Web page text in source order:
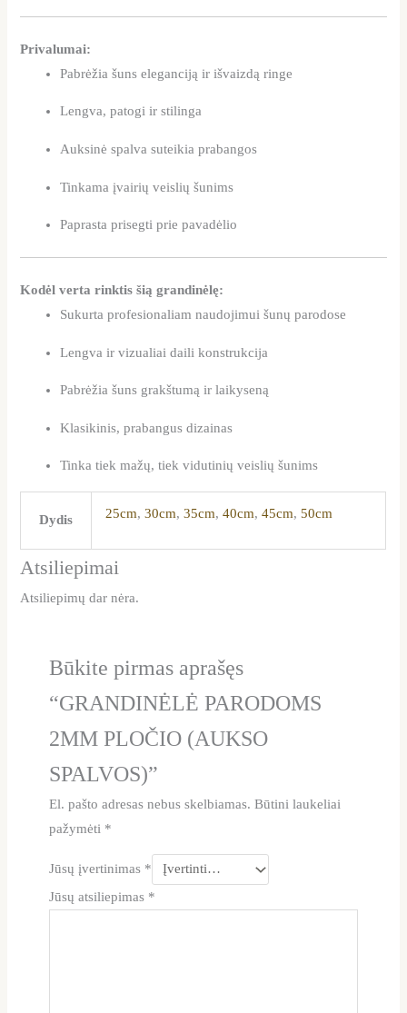
Privalumai:
Pabrėžia šuns eleganciją ir išvaizdą ringe
Lengva, patogi ir stilinga
Auksinė spalva suteikia prabangos
Tinkama įvairių veislių šunims
Paprasta prisegti prie pavadėlio
Kodėl verta rinktis šią grandinėlę:
Sukurta profesionaliam naudojimui šunų parodose
Lengva ir vizualiai daili konstrukcija
Pabrėžia šuns grakštumą ir laikyseną
Klasikinis, prabangus dizainas
Tinka tiek mažų, tiek vidutinių veislių šunims
Dydis 25cm,30cm,35cm,40cm,45cm,50cm
Atsiliepimai
Atsiliepimų dar nėra.
Būkite pirmas aprašęs
“GRANDINĖLĖ PARODOMS
2MM PLOČIO (AUKSO
SPALVOS)”
El. pašto adresas nebus skelbiamas. Būtini laukeliai
pažymėti *
Jūsų įvertinimas *
Jūsų atsiliepimas *